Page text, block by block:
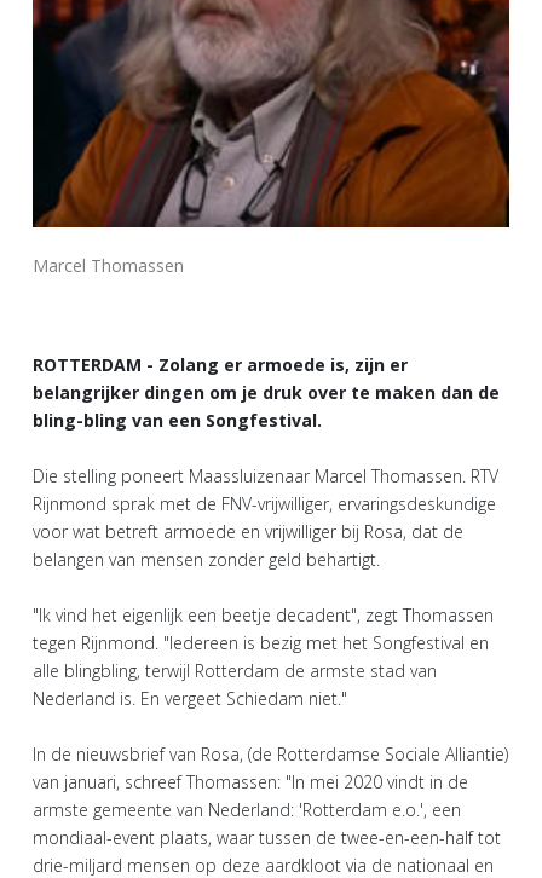
Marcel Thomassen
ROTTERDAM - Zolang er armoede is, zijn er
belangrijker dingen om je druk over te maken dan de
bling-bling van een Songfestival.
Die stelling poneert Maassluizenaar Marcel Thomassen. RTV
Rijnmond sprak met de FNV-vrijwilliger, ervaringsdeskundige
voor wat betreft armoede en vrijwilliger bij Rosa, dat de
belangen van mensen zonder geld behartigt.
"Ik vind het eigenlijk een beetje decadent", zegt Thomassen
tegen Rijnmond. "Iedereen is bezig met het Songfestival en
alle blingbling, terwijl Rotterdam de armste stad van
Nederland is. En vergeet Schiedam niet."
In de nieuwsbrief van Rosa, (de Rotterdamse Sociale Alliantie)
van januari, schreef Thomassen: "In mei 2020 vindt in de
armste gemeente van Nederland: 'Rotterdam e.o.', een
mondiaal-event plaats, waar tussen de twee-en-een-half tot
drie-miljard mensen op deze aardkloot via de nationaal en